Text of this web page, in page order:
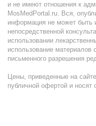
и не имеют отношения к
MosMedPortal.ru. Вся,
информация не может быть
непосредственной
использовании
использование материалов
письменного разрешения
Цены, приведенные на
публичной офертой и носят